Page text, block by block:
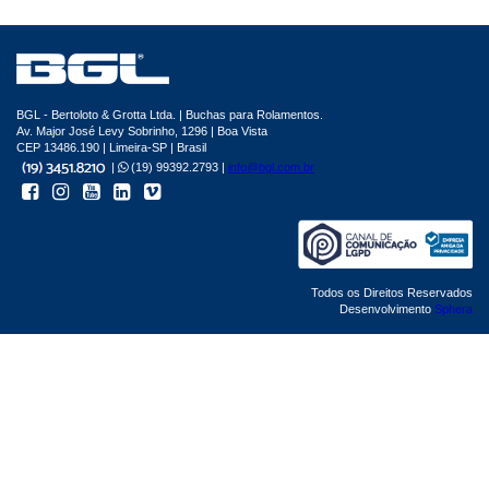
BGL - Bertoloto & Grotta Ltda. | Buchas para Rolamentos.
Av. Major José Levy Sobrinho, 1296 | Boa Vista
CEP 13486.190 | Limeira-SP | Brasil
|
(19) 99392.2793 | info@bgl.com.br
Todos os Direitos Reservados
Desenvolvimento Sphera